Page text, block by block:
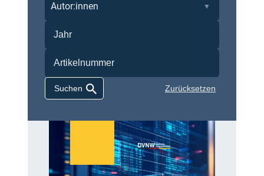
Autor:innen
Zurücksetzen